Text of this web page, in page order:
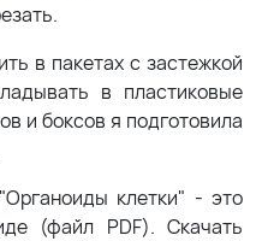
в пакетах с застежкой
в пластиковые
и боксов я подготовила
клетки" - это
(файл PDF). Скачать